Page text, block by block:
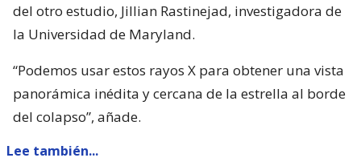
del otro estudio, Jillian Rastinejad, investigadora de
la Universidad de Maryland.
“Podemos usar estos rayos X para obtener una vista
panorámica inédita y cercana de la estrella al borde
del colapso”, añade.
Lee también...